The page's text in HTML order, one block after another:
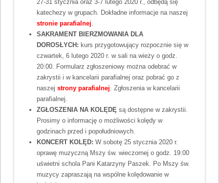
27-31 stycznia oraz 3-7 lutego 2020 r., odbędą się
katechezy w grupach. Dokładne informacje na naszej
stronie parafialnej.
SAKRAMENT BIERZMOWANIA DLA
DOROSŁYCH: kurs przygotowujący rozpocznie się w
czwartek, 6 lutego 2020 r. w sali na wieży o godz.
20:00. Formularz zgłoszeniowy można odebrać w
zakrystii i w kancelarii parafialnej oraz pobrać go z
naszejstrony parafialnej. Zgłoszenia w kancelarii
parafialnej.
ZGŁOSZENIA NA KOLĘDĘsą dostępne w zakrystii.
Prosimy o informację o możliwości kolędy w
godzinach przed i popołudniowych.
KONCERT KOLĘD:W sobotę 25 stycznia 2020 r.
oprawę muzyczną Mszy św. wieczornej o godz. 19:00
uświetni schola Pani Katarzyny Paszek. Po Mszy św.
muzycy zapraszają na wspólne kolędowanie w